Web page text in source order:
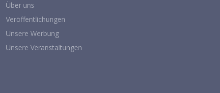
Über uns
Veröffentlichungen
Unsere Werbung
Unsere Veranstaltungen